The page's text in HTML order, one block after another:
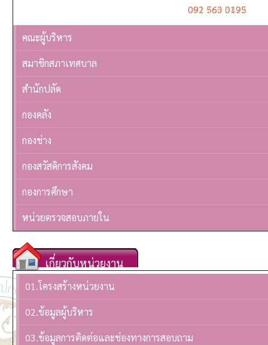
092 563 0195
คณะผู้บริหาร
สมาชิกสภาเทศบาล
สำนักปลัด
กองคลัง
กองช่าง
กองสวัสดิการสังคม
กองการศึกษา
หน่วยตรวจสอบภายใน
เกี่ยวกับหน่วยงาน
01.โครงสร้างหน่วยงาน
02.ข้อมูลผู้บริหาร
03.ข้อมูลการติดต่อและช่องทางการสอบถาม